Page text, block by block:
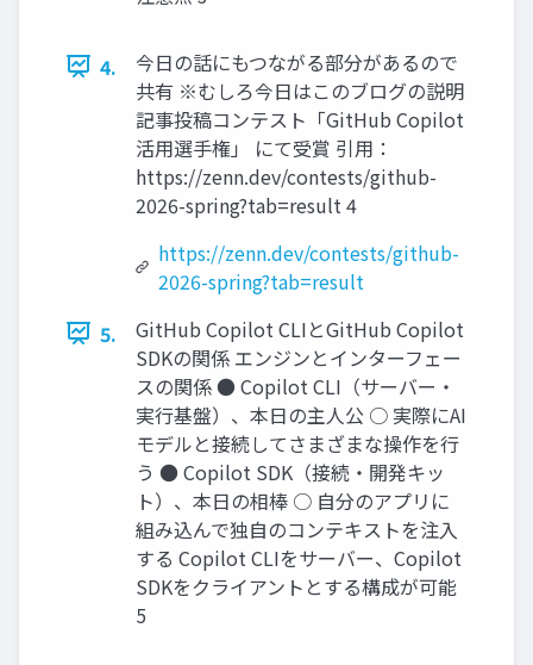
4.
今日の話にもつながる部分があるので
共有 ※むしろ今日はこのブログの説明
記事投稿コンテスト「GitHub Copilot
活用選手権」 にて受賞 引用：
https://zenn.dev/contests/github-
2026-spring?tab=result 4
https://zenn.dev/contests/github-
2026-spring?tab=result
5.
GitHub Copilot CLIとGitHub Copilot
SDKの関係 エンジンとインターフェー
スの関係 ● Copilot CLI（サーバー・
実行基盤）、本日の主人公 ○ 実際にAI
モデルと接続してさまざまな操作を行
う ● Copilot SDK（接続・開発キッ
ト）、本日の相棒 ○ 自分のアプリに
組み込んで独自のコンテキストを注入
する Copilot CLIをサーバー、Copilot
SDKをクライアントとする構成が可能
5